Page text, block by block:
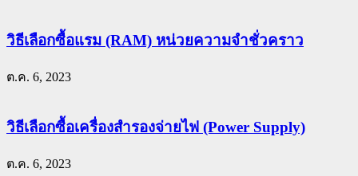
วิธีเลือกซื้อแรม (RAM) หน่วยความจำชั่วคราว
ต.ค. 6, 2023
วิธีเลือกซื้อเครื่องสำรองจ่ายไฟ (Power Supply)
ต.ค. 6, 2023